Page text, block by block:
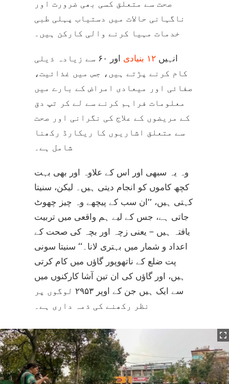
صحت سے متعلق کسی بھی ضرورت اور
ناگہانی حالات میں دستیاب پہلی طبی
خدمات مہیا کرنے والی کارکن ہیں۔
انہیں ۱۲ بنیادی
اور ۶۰ سے زیادہ ذیلی
کام کرنے پڑتے ہیں، جس میں غذائیت،
صفائی اور میعادی امراض کے بارے میں
معلومات فراہم کرنے سے لے کر تپ دق
کے مریضوں کے علاج کی نگرانی اور صحت
سے متعلق اشاریوں کا ریکارڈ رکھنا
شامل ہے۔
وہ یہ سبھی اور اس کے علاوہ اور بھی بہت
کچھ کاموں کو انجام دیتی ہیں۔ لیکن، سنیتا
کہتی ہیں، ’’ان سب کے پیچھے وہ چیز چھوٹ
جاتی ہے، جس کے لیے ہم واقعی میں تربیت
یافتہ ہیں – یعنی زچہ اور بچہ کی صحت کے
اعداد و شمار میں بہتری لانا۔‘‘ سنیتا سونی
پت ضلع کے ناتھوپور گاؤں میں کام کرتی
ہیں، اور گاؤں کی ان تین آشا کارکنوں میں
سے ایک ہیں جن کے اوپر ۲۹۵۳ لوگوں پر
نظر رکھنے کی ذمہ داری ہے۔